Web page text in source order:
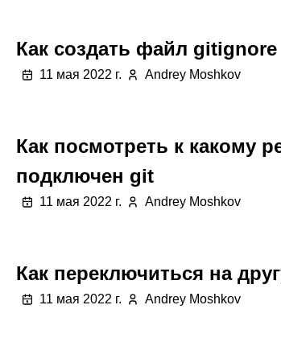
Как создать файл
11 мая 2022 г. Andrey Moshkov
Как посмотреть к какому
подключен git
11 мая 2022 г. Andrey Moshkov
Как переключиться на
11 мая 2022 г. Andrey Moshkov